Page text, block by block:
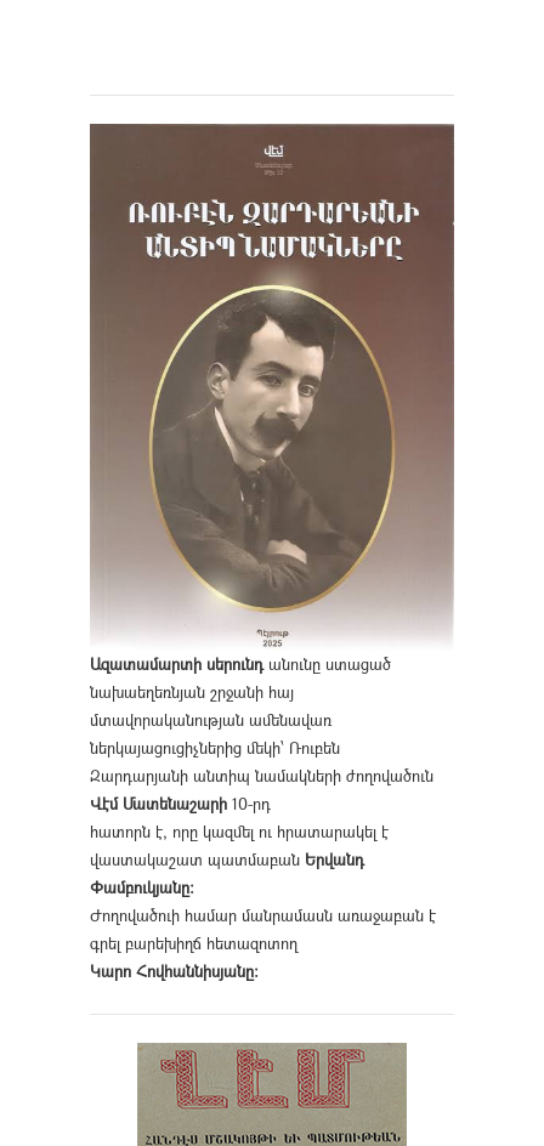
Ազատամարտի սերունդանունը ստացած
նախաեղեռնյան շրջանի հայ
մտավորականության ամենավառ
ներկայացուցիչներից մեկի՝ Ռուբեն
Զարդարյանի անտիպ նամակների ժողովածուն
Վէմ Մատենաշարի 10-րդ
հատորն է, որը կազմել ու հրատարակել է
վաստակաշատ պատմաբան Երվանդ
Փամբուկյանը։
Ժողովածուի համար մանրամասն առաջաբան է
գրել բարեխիղճ հետազոտող
Կարո Հովհաննիսյանը։